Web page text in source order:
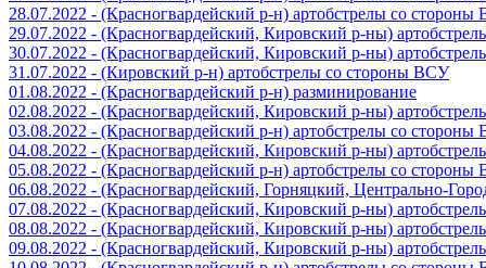
28.07.2022 - (Красногвардейский р-н) артобстрелы со
29.07.2022 - (Красногвардейский, Кировский р-ны)
30.07.2022 - (Красногвардейский, Кировский р-ны)
31.07.2022 - (Кировский р-н) артобстрелы со стороны ВСУ
01.08.2022 - (Красногвардейский р-н) разминирование
02.08.2022 - (Красногвардейский, Кировский р-ны)
03.08.2022 - (Красногвардейский р-н) артобстрелы со
04.08.2022 - (Красногвардейский, Кировский р-ны)
05.08.2022 - (Красногвардейский р-н) артобстрелы со
06.08.2022 - (Красногвардейский, Горняцкий, Центрально-
07.08.2022 - (Красногвардейский, Кировский р-ны)
08.08.2022 - (Красногвардейский, Кировский р-ны)
09.08.2022 - (Красногвардейский, Кировский р-ны)